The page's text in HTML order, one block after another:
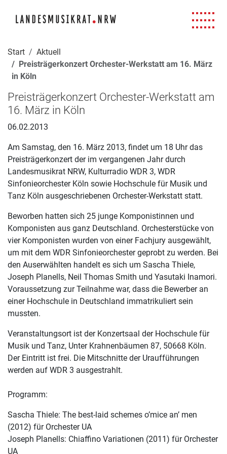
Start
Aktuell
Preisträgerkonzert Orchester-Werkstatt am 16. März
in Köln
Preisträgerkonzert Orchester-Werkstatt am
16. März in Köln
06.02.2013
Am Samstag, den 16. März 2013, findet um 18 Uhr das
Preisträgerkonzert der im vergangenen Jahr durch
Landesmusikrat NRW, Kulturradio WDR 3, WDR
Sinfonieorchester Köln sowie Hochschule für Musik und
Tanz Köln ausgeschriebenen Orchester-Werkstatt statt.
Beworben hatten sich 25 junge Komponistinnen und
Komponisten aus ganz Deutschland. Orchesterstücke von
vier Komponisten wurden von einer Fachjury ausgewählt,
um mit dem WDR Sinfonieorchester geprobt zu werden. Bei
den Auserwählten handelt es sich um Sascha Thiele,
Joseph Planells, Neil Thomas Smith und Yasutaki Inamori.
Voraussetzung zur Teilnahme war, dass die Bewerber an
einer Hochschule in Deutschland immatrikuliert sein
mussten.
Veranstaltungsort ist der Konzertsaal der Hochschule für
Musik und Tanz, Unter Krahnenbäumen 87, 50668 Köln.
Der Eintritt ist frei. Die Mitschnitte der Uraufführungen
werden auf WDR 3 ausgestrahlt.
Programm:
Sascha Thiele: The best-laid schemes o’mice an’ men
(2012) für Orchester UA
Joseph Planells: Chiaffino Variationen (2011) für Orchester
UA